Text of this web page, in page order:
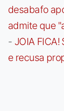
desabafo
admite que
- JOIA
e recusa